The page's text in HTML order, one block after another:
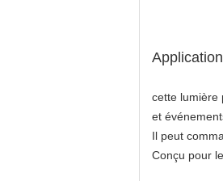
cette lumière
et
Il peut
Conçu pour